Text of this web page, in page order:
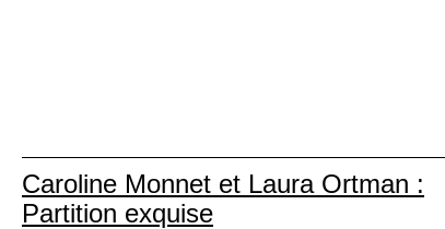
Caroline Monnet et Laura Ortman :
Partition exquise